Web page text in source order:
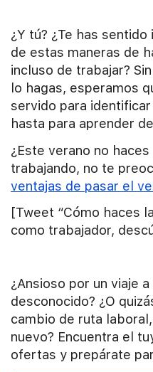
¿Y tú? ¿Te has
de estas maneras de
incluso de trabajar?
lo hagas, esperamos
servido para
hasta para aprender
¿Este verano no
trabajando, no te
ventajas de pasar el
[Tweet “Cómo haces
como trabajador,
¿Ansioso por un viaje
desconocido? ¿O
cambio de ruta
nuevo? Encuentra el
ofertas y prepárate